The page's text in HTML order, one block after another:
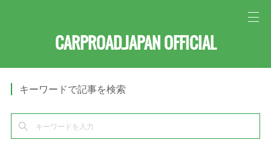
CARPROAD.JAPAN OFFICIAL
キーワードで記事を検索